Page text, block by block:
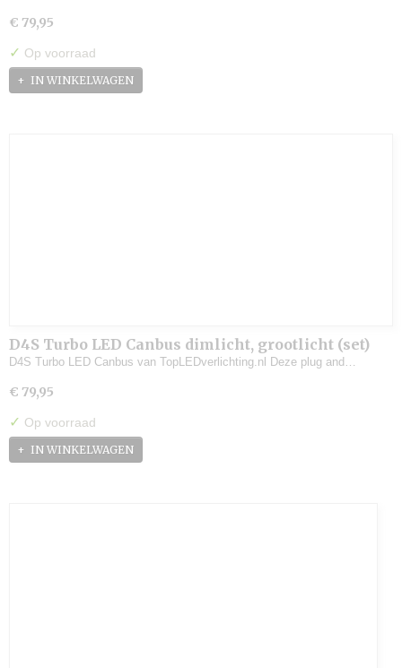
€ 79,95
✓ Op voorraad
IN WINKELWAGEN
D4S Turbo LED Canbus dimlicht, grootlicht (set)
D4S Turbo LED Canbus van TopLEDverlichting.nl Deze plug and…
€ 79,95
✓ Op voorraad
IN WINKELWAGEN